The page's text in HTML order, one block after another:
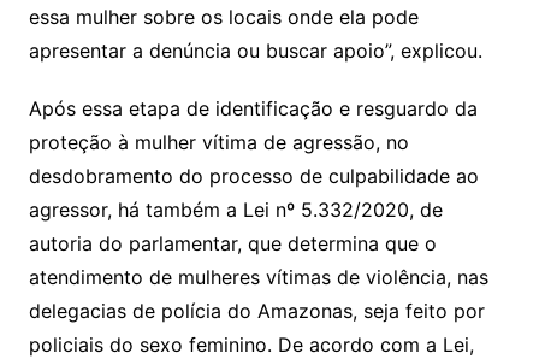
essa mulher sobre os locais onde ela pode
apresentar a denúncia ou buscar apoio”, explicou.
Após essa etapa de identificação e resguardo da
proteção à mulher vítima de agressão, no
desdobramento do processo de culpabilidade ao
agressor, há também a Lei nº 5.332/2020, de
autoria do parlamentar, que determina que o
atendimento de mulheres vítimas de violência, nas
delegacias de polícia do Amazonas, seja feito por
policiais do sexo feminino. De acordo com a Lei,